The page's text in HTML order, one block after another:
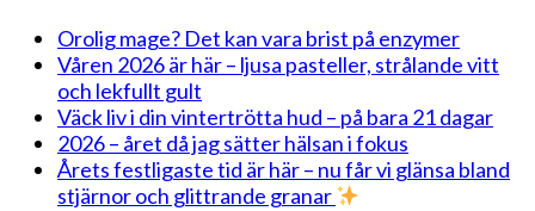
Orolig mage? Det kan vara brist på enzymer
Våren 2026 är här – ljusa pasteller, strålande vitt
och lekfullt gult
Väck liv i din vintertrötta hud – på bara 21 dagar
2026 – året då jag sätter hälsan i fokus
Årets festligaste tid är här – nu får vi glänsa bland
stjärnor och glittrande granar